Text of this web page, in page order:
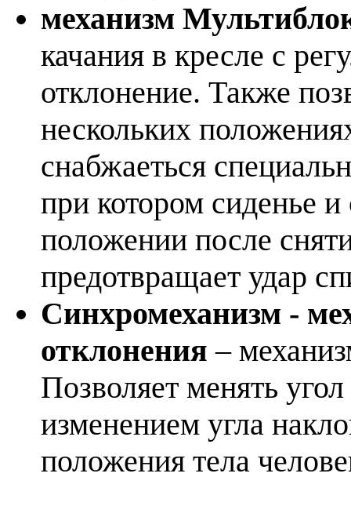
механизм
качания в кресле с
отклонение. Также
нескольких
снабжаеться
при котором сиденье
положении после
предотвращает удар
Синхромеханизм -
отклонения–
Позволяет менять
изменением угла
положения тела